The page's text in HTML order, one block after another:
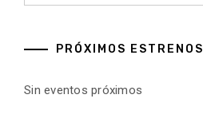
PRÓXIMOS ESTRENOS
Sin eventos próximos